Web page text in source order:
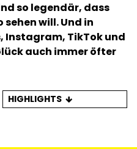
so legendär, dass
will. Und in
Instagram, TikTok und
auch immer öfter
HIGHLIGHTS